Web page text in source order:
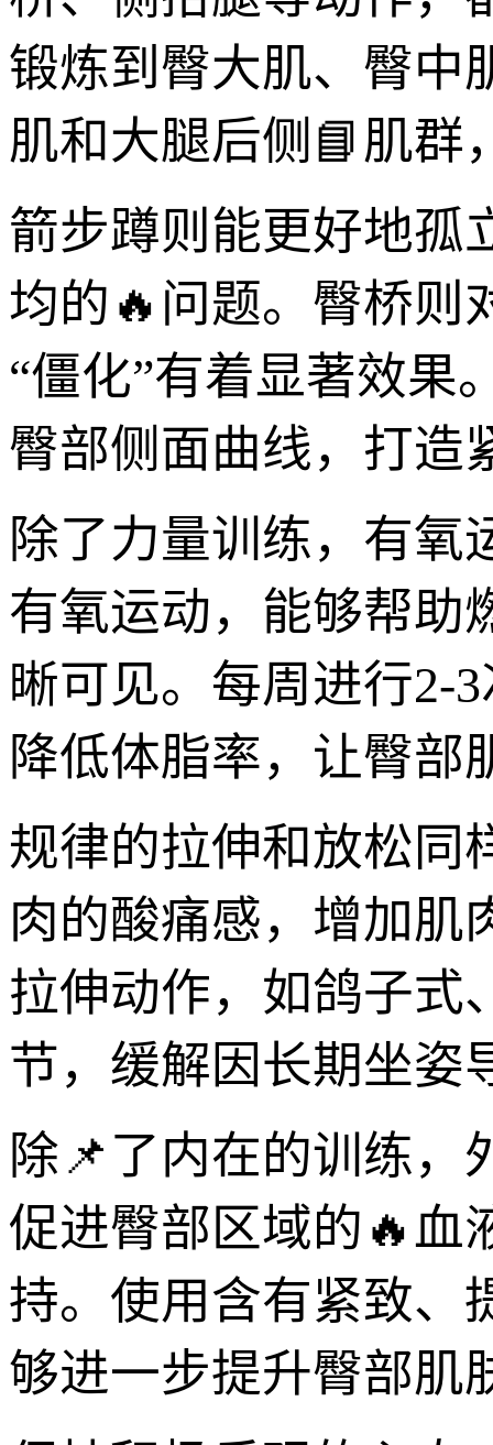
锻炼到臀大肌、臀中
肌和大腿后侧📘肌群
箭步蹲则能更好地孤
均的🔥问题。臀桥则
“僵化”有着显著效果
臀部侧面曲线，打造
除了力量训练，有氧
有氧运动，能够帮助
晰可见。每周进行2-
降低体脂率，让臀部
规律的拉伸和放松同
肉的酸痛感，增加肌
拉伸动作，如鸽子式
节，缓解因长期坐姿
除📌了内在的训练，
促进臀部区域的🔥血
持。使用含有紧致、
够进一步提升臀部肌